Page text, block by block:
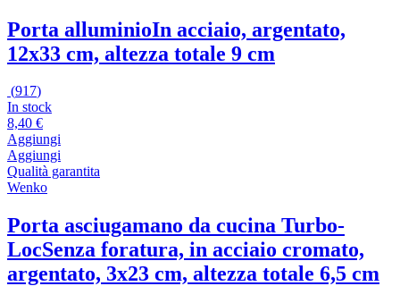
Porta alluminioIn acciaio, argentato,
12x33 cm, altezza totale 9 cm
(917)
In stock
8,40 €
Aggiungi
Aggiungi
Qualità garantita
Wenko
Porta asciugamano da cucina Turbo-
LocSenza foratura, in acciaio cromato,
argentato, 3x23 cm, altezza totale 6,5 cm